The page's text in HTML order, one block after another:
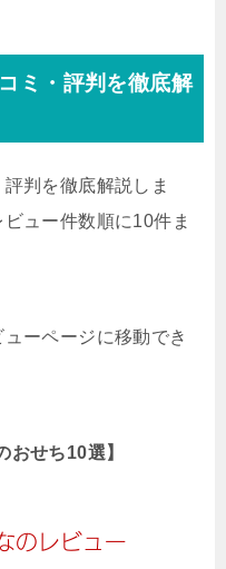
ミ・評判を徹底解
判を徹底解説しま
ュー件数順に10件ま
ーページに移動でき
おせち10選】